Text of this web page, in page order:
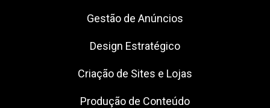
Gestão de Anúncios
Design Estratégico
Criação de Sites e Lojas
Produção de Conteúdo